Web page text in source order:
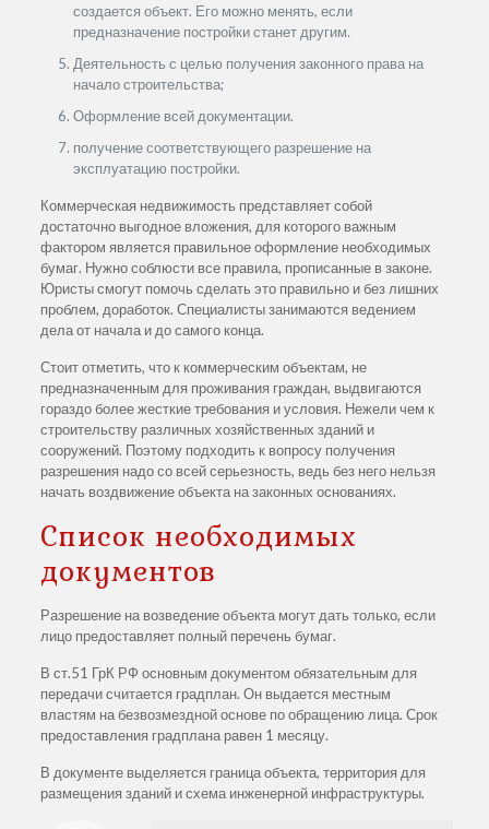
создается объект. Его можно менять, если
предназначение постройки станет другим.
Деятельность с целью получения законного права на
начало строительства;
Оформление всей документации.
получение соответствующего разрешение на
эксплуатацию постройки.
Коммерческая недвижимость представляет собой
достаточно выгодное вложения, для которого важным
фактором является правильное оформление необходимых
бумаг. Нужно соблюсти все правила, прописанные в законе.
Юристы смогут помочь сделать это правильно и без лишних
проблем, доработок. Специалисты занимаются ведением
дела от начала и до самого конца.
Стоит отметить, что к коммерческим объектам, не
предназначенным для проживания граждан, выдвигаются
гораздо более жесткие требования и условия. Нежели чем к
строительству различных хозяйственных зданий и
сооружений. Поэтому подходить к вопросу получения
разрешения надо со всей серьезность, ведь без него нельзя
начать воздвижение объекта на законных основаниях.
Список необходимых
документов
Разрешение на возведение объекта могут дать только, если
лицо предоставляет полный перечень бумаг.
В ст.51 ГрК РФ основным документом обязательным для
передачи считается градплан. Он выдается местным
властям на безвозмездной основе по обращению лица. Срок
предоставления градплана равен 1 месяцу.
В документе выделяется граница объекта, территория для
размещения зданий и схема инженерной инфраструктуры.